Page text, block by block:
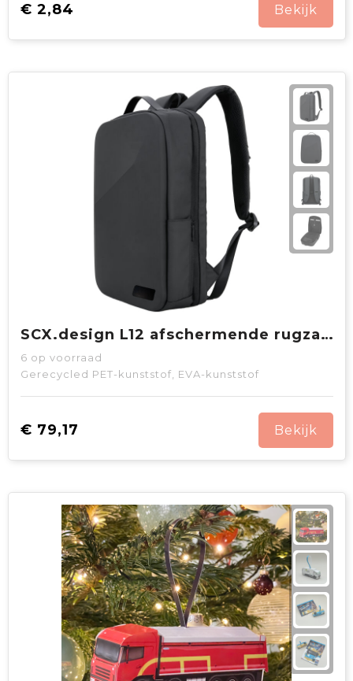
€ 2,84 Bekijk
SCX.design L12 afschermende rugzak met ingebouwde 10.000 mAh powerbank en 3-in-1 oplaadkabel
6 op voorraad
Gerecycled PET-kunststof, EVA-kunststof
€ 79,17 Bekijk